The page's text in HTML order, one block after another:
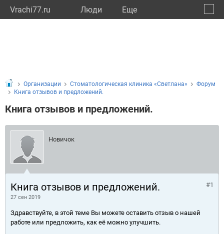
Vrachi77.ru Люди Eще
Организации Стоматологическая клиника «Светлана»
Форум
Книга отзывов и предложений.
Книга отзывов и предложений.
Новичок
Книга отзывов и предложений.
27 сен 2019
#1
Здравствуйте, в этой теме Вы можете оставить отзыв о нашей
работе или предложить, как её можно улучшить.